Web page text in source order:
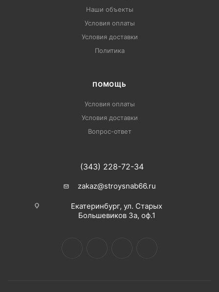
Наши объекты
Условия оплаты
Условия доставки
Политика
ПОМОЩЬ
Условия оплаты
Условия доставки
Вопрос-ответ
(343) 228-72-34
zakaz@stroysnab66.ru
Екатеринбург, ул. Старых
Большевиков 3а, оф.1